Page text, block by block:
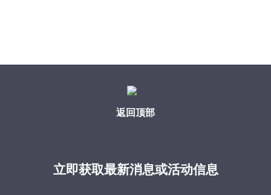
返回顶部
立即获取最新消息或活动信息